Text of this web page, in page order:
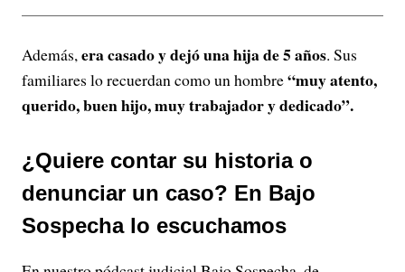
Además,era casado y dejó una hija de 5 años. Sus
familiares lo recuerdan como un hombre“muy atento,
querido, buen hijo, muy trabajador y dedicado”.
¿Quiere contar su historia o
denunciar un caso? En Bajo
Sospecha lo escuchamos